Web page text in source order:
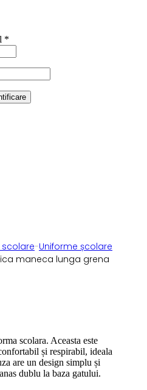
*
scolare-Uniforme școlare
maneca lunga grena
scolara. Aceasta este
și respirabil, ideala
are un design simplu și
dublu la baza gatului.